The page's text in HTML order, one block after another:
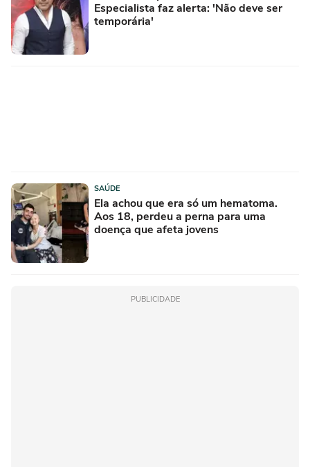
Especialista faz alerta: 'Não deve ser
temporária'
SAÚDE
Ela achou que era só um hematoma.
Aos 18, perdeu a perna para uma
doença que afeta jovens
PUBLICIDADE